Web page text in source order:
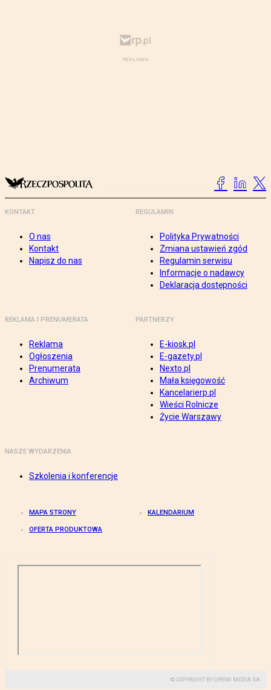
KONTAKT
O nas
Kontakt
Napisz do nas
REGULAMIN
Polityka Prywatności
Zmiana ustawień zgód
Regulamin serwisu
Informacje o nadawcy
Deklaracja dostępności
REKLAMA I PRENUMERATA
Reklama
Ogłoszenia
Prenumerata
Archiwum
PARTNERZY
E-kiosk.pl
E-gazety.pl
Nexto.pl
Mała księgowość
Kancelarierp.pl
Wieści Rolnicze
Życie Warszawy
NASZE WYDARZENIA
Szkolenia i konferencje
MAPA STRONY KALENDARIUM
OFERTA PRODUKTOWA
© COPYRIGHT BY GREMI MEDIA SA